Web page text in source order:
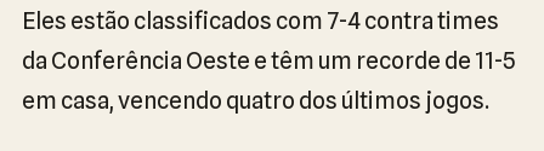
Eles estão classificados com 7-4 contra times
da Conferência Oeste e têm um recorde de 11-5
em casa, vencendo quatro dos últimos jogos.